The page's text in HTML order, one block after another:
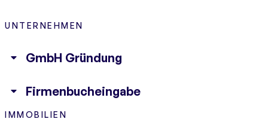
UNTERNEHMEN
GmbH Gründung
Firmenbucheingabe
IMMOBILIEN